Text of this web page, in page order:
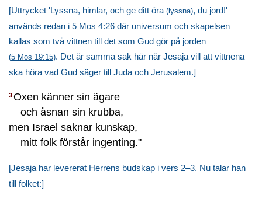
[Uttrycket 'Lyssna, himlar, och ge ditt öra (lyssna), du jord!'
används redan i 5 Mos 4:26 där universum och skapelsen
kallas som två vittnen till det som Gud gör på jorden
(5 Mos 19:15). Det är samma sak här när Jesaja vill att vittnena
ska höra vad Gud säger till Juda och Jerusalem.]
3Oxen känner sin ägare
och åsnan sin krubba,
men Israel saknar kunskap,
mitt folk förstår ingenting."
[Jesaja har levererat Herrens budskap i vers 2–3. Nu talar han
till folket:]